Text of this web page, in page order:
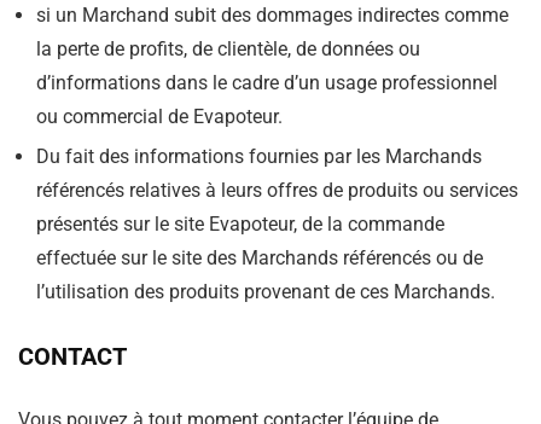
si un Marchand subit des dommages indirectes comme
la perte de profits, de clientèle, de données ou
d’informations dans le cadre d’un usage professionnel
ou commercial de Evapoteur.
Du fait des informations fournies par les Marchands
référencés relatives à leurs offres de produits ou services
présentés sur le site Evapoteur, de la commande
effectuée sur le site des Marchands référencés ou de
l’utilisation des produits provenant de ces Marchands.
CONTACT